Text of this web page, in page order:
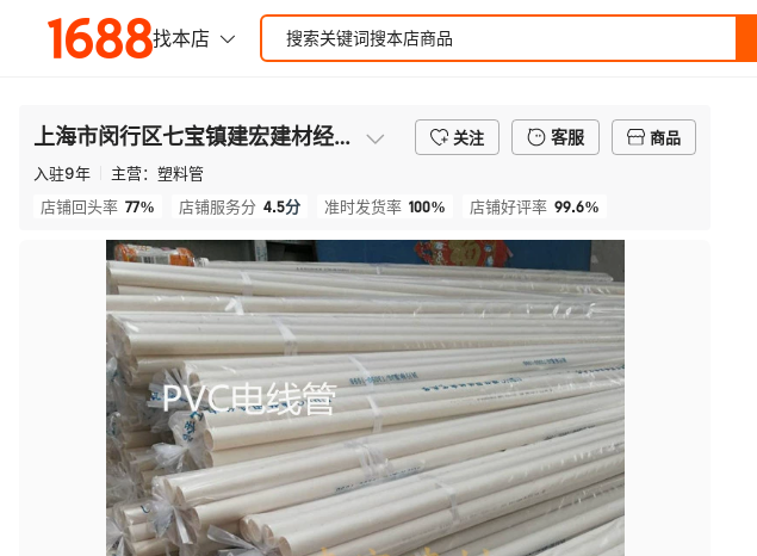
上海市闵行区七宝镇建宏建材经营部 关注 客服
商品
入驻9年 主营： 塑料管
店铺回头率 77% 店铺服务分 4.5分 准时发货率 100% 店铺好评率 99.6%